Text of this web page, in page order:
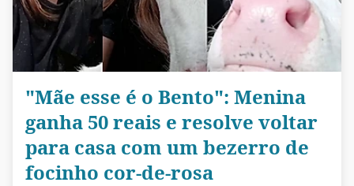
"Mãe esse é o Bento": Menina
ganha 50 reais e resolve voltar
para casa com um bezerro de
focinho cor-de-rosa